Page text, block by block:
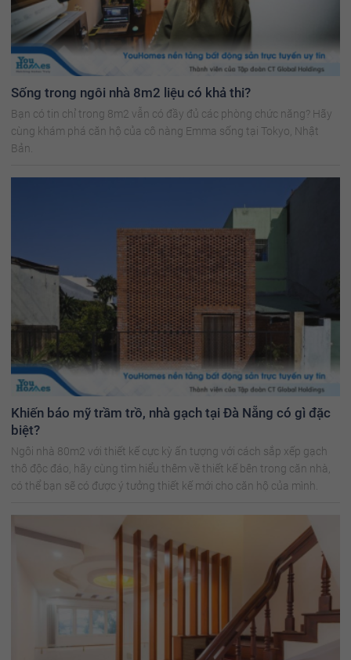
Sống trong ngôi nhà 8m2 liệu có khả thi?
Bạn có tin chỉ trong 8m2 vẫn có đầy đủ các phòng chức năng? Hãy
cùng khám phá căn hộ của cô nàng Emma sống tại Tokyo, Nhật
Bản.
Khiến báo mỹ trầm trồ, nhà gạch tại Đà Nẵng có gì đặc
biệt?
Ngôi nhà 80m2 với thiết kế cực kỳ ấn tượng với cách sắp xếp gạch
thô độc đáo, hãy cùng tìm hiểu thêm về thiết kế bên trong căn nhà,
có thể bạn sẽ có được ý tưởng thiết kế mới cho căn hộ của mình.